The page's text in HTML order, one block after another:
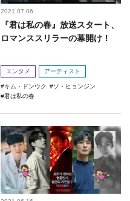
2021.07.06
『君は私の春』放送スタート、
ロマンススリラーの幕開け！
エンタメ アーティスト
キム・ドンウク
ソ・ヒョンジン
君は私の春